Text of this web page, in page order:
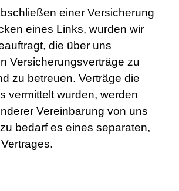
einer Versicherung
eines Links, wurden wir
die über uns
Versicherungsverträge zu
zu betreuen. Verträge die
vermittelt wurden, werden
Vereinbarung von uns
bedarf es eines separaten,